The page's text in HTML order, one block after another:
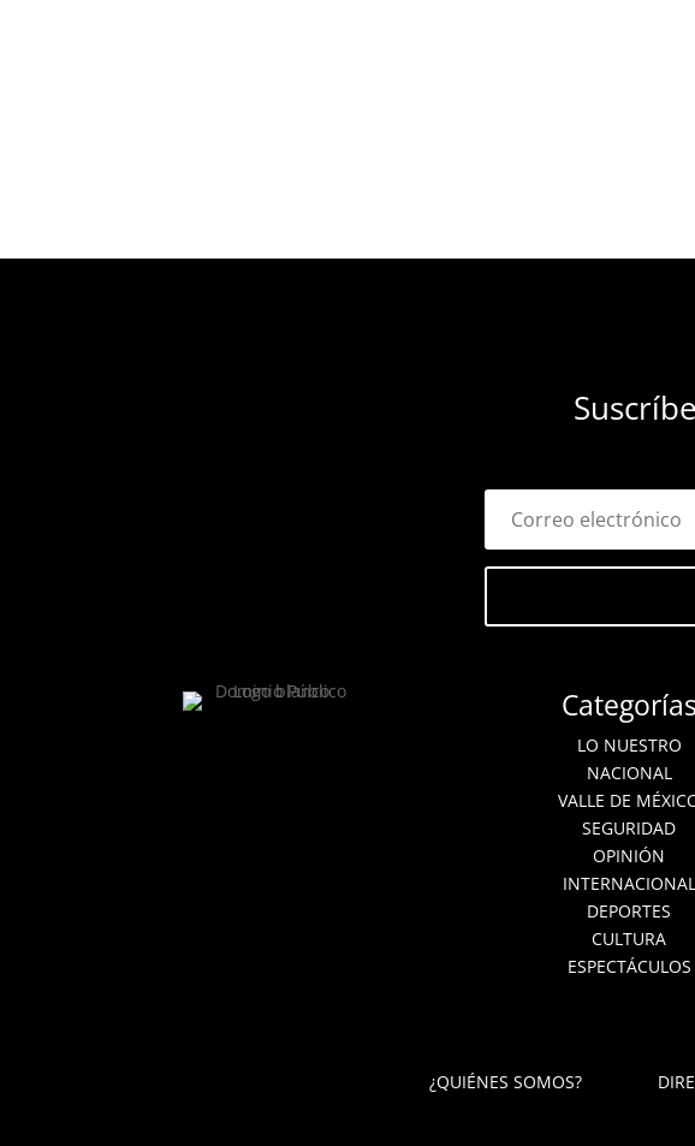
Categorías
LO NUESTRO
NACIONAL
VALLE DE
SEGURIDAD
OPINIÓN
INTERNACIONAL
DEPORTES
CULTURA
ESPECTÁCULOS
¿QUIÉNES SOMOS?